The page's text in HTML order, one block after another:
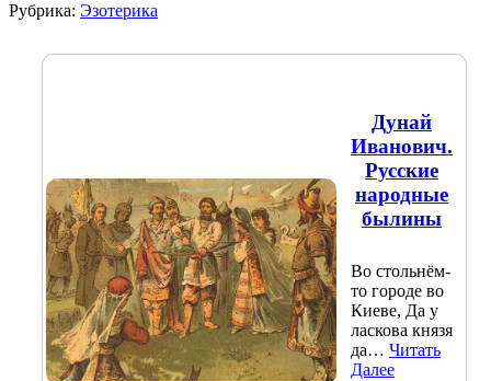
Рубрика: Эзотерика
Дунай
Иванович.
Русские
народные
былины
Во стольнём-
то городе во
Киеве, Да у
ласкова князя
да… Читать
Далее